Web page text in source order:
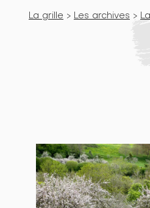
La grille > Les archives >